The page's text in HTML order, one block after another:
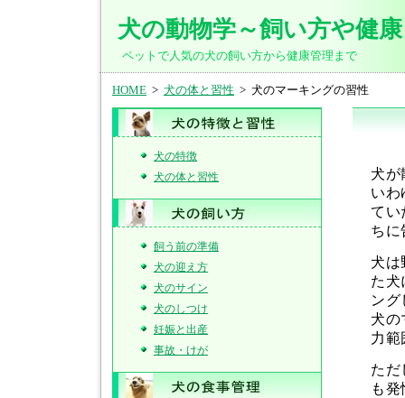
犬の動物学～飼い方や健康
ペットで人気の犬の飼い方から健康管理まで
HOME > 犬の体と習性 > 犬のマーキングの習性
犬が
いわ
てい
ちに
犬は
た犬
ン
犬の
力範
ただ
も
犬の特徴
犬の体と習性
飼う前の準備
犬の迎え方
犬のサイン
犬のしつけ
妊娠と出産
事故・けが